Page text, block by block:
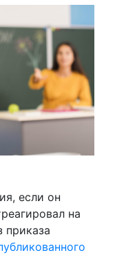
если он
на
приказа